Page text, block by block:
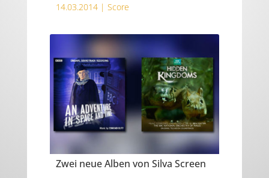
14.03.2014 | Score
Zwei neue Alben von Silva Screen